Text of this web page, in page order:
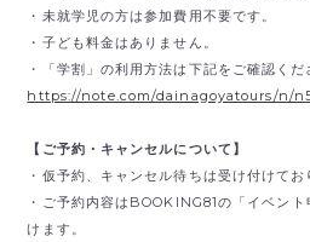
・未就学児の方は参加費用不要です。
・子ども料金はありません。
・「学割」の利用方法は下記をご確認くだ
https://note.com/dainagoyatours/n/
【ご予約・キャンセルについて】
・仮予約、キャンセル待ちは受け付けてお
・ご予約内容はBOOKING81の「イベン
けます。